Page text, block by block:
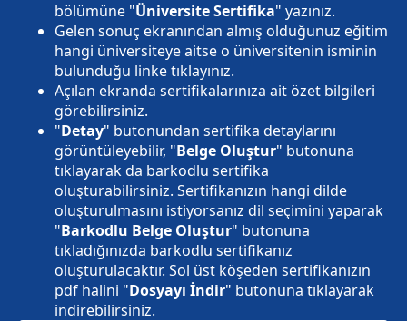
bölümüne "Üniversite Sertifika" yazınız.
Gelen sonuç ekranından almış olduğunuz eğitim
hangi üniversiteye aitse o üniversitenin isminin
bulunduğu linke tıklayınız.
Açılan ekranda sertifikalarınıza ait özet bilgileri
görebilirsiniz.
"Detay" butonundan sertifika detaylarını
görüntüleyebilir, "Belge Oluştur" butonuna
tıklayarak da barkodlu sertifika
oluşturabilirsiniz. Sertifikanızın hangi dilde
oluşturulmasını istiyorsanız dil seçimini yaparak
"Barkodlu Belge Oluştur" butonuna
tıkladığınızda barkodlu sertifikanız
oluşturulacaktır. Sol üst köşeden sertifikanızın
pdf halini "Dosyayı İndir" butonuna tıklayarak
indirebilirsiniz.